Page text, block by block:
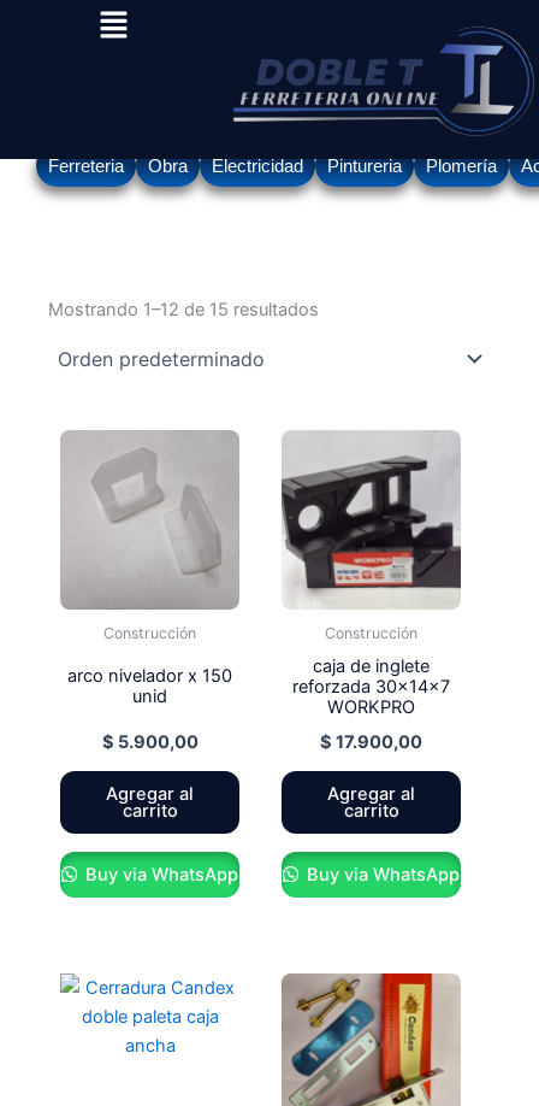
Menu
Ferreteria Obra Electricidad Pintureria Plomería
Mostrando 1–12 de 15 resultados
Construcción
arco nivelador x 150
unid
$ 5.900,00
Agregar al
carrito
Buy via WhatsApp
Construcción
caja de inglete
reforzada 30x14x7
WORKPRO
$ 17.900,00
Agregar al
carrito
Buy via WhatsApp